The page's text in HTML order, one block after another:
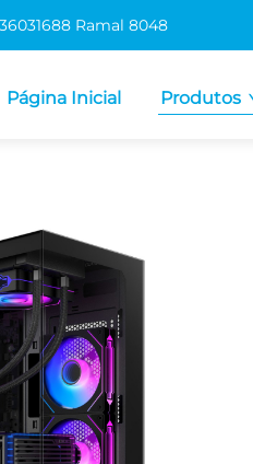
Ramal 8048
Página Inicial Produtos